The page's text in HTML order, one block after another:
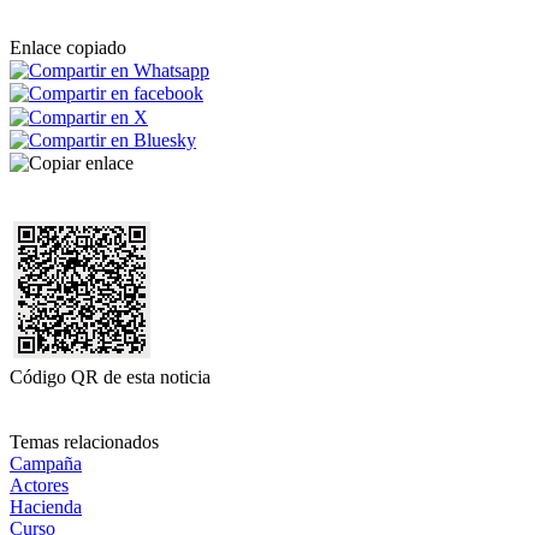
Enlace copiado
Código QR de esta noticia
Temas relacionados
Campaña
Actores
Hacienda
Curso